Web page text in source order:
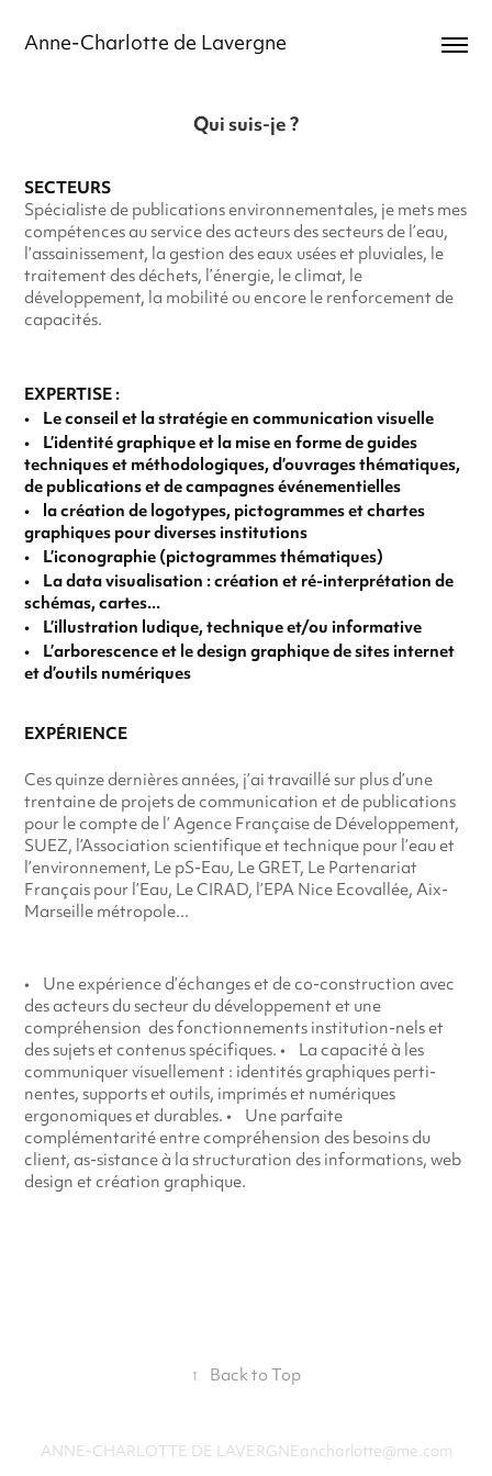
Anne-Charlotte de Lavergne
Qui suis-je ?
SECTEURS
Spécialiste de publications environnementales, je mets mes
compétences au service des acteurs des secteurs de l’eau,
l’assainissement, la gestion des eaux usées et pluviales, le
traitement des déchets, l’énergie, le climat, le
développement, la mobilité ou encore le renforcement de
capacités.
EXPERTISE :
• Le conseil et la stratégie en communication visuelle
• L’identité graphique et la mise en forme de guides
techniques et méthodologiques, d’ouvrages thématiques,
de publications et de campagnes événementielles
• la création de logotypes, pictogrammes et chartes
graphiques pour diverses institutions
• L’iconographie (pictogrammes thématiques)
• La data visualisation : création et ré-interprétation de
schémas, cartes...
• L’illustration ludique, technique et/ou informative
• L’arborescence et le design graphique de sites internet
et d’outils numériques
EXPÉRIENCE
Ces quinze dernières années, j’ai travaillé sur plus d’une
trentaine de projets de communication et de publications
pour le compte de l’Agence Française de Développement,
SUEZ, l’Association scientifique et technique pour l’eau et
l’environnement, Le pS-Eau, Le GRET, Le Partenariat
Français pour l’Eau, Le CIRAD, l’EPA Nice Ecovallée, Aix-
Marseille métropole...
• Une expérience d’échanges et de co-construction avec
des acteurs du secteur du développement et une
compréhension des fonctionnements institution-nels et
des sujets et contenus spécifiques. • La capacité à les
communiquer visuellement : identités graphiques perti-
nentes, supports et outils, imprimés et numériques
ergonomiques et durables. • Une parfaite
complémentarité entre compréhension des besoins du
client, as-sistance à la structuration des informations, web
design et création graphique.
↑ Back to Top
ANNE-CHARLOTTE DE LAVERGNEancharlotte@me.com